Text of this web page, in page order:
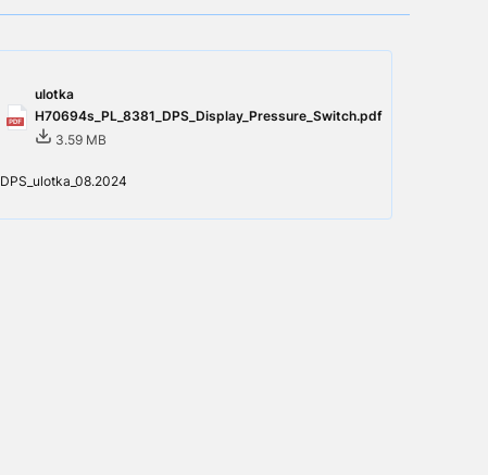
ulotka
H70694s_PL_8381_DPS_Display_Pressure_Switch.pdf
3.59 MB
DPS_ulotka_08.2024